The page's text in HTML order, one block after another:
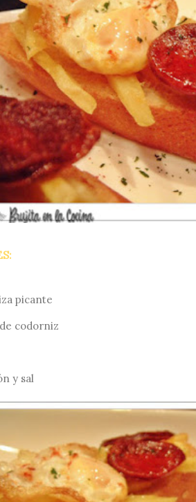
picante
codorniz
y sal